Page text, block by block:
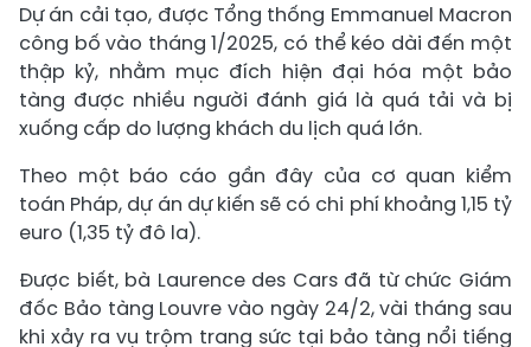
Dự án cải tạo, được Tổng thống Emmanuel Macron
công bố vào tháng 1/2025, có thể kéo dài đến một
thập kỷ, nhằm mục đích hiện đại hóa một bảo
tàng được nhiều người đánh giá là quá tải và bị
xuống cấp do lượng khách du lịch quá lớn.
Theo một báo cáo gần đây của cơ quan kiểm
toán Pháp, dự án dự kiến ​​sẽ có chi phí khoảng 1,15 tỷ
euro (1,35 tỷ đô la).
Được biết, bà Laurence des Cars đã từ chức Giám
đốc Bảo tàng Louvre vào ngày 24/2, vài tháng sau
khi xảy ra vụ trộm trang sức tại bảo tàng nổi tiếng